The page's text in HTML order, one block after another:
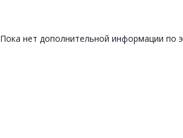
Пока нет дополнительной информации по